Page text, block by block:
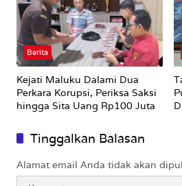
Berita
Kejati Maluku Dalami Dua
Perkara Korupsi, Periksa Saksi
hingga Sita Uang Rp100 Juta
Tinggalkan Balasan
Alamat email Anda tidak akan